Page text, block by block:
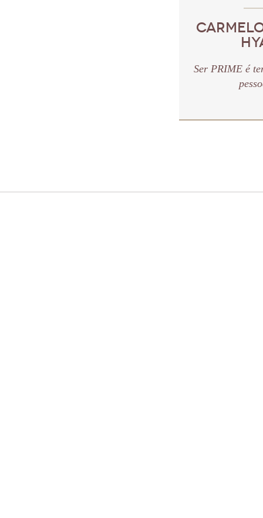
Ser PRIME é